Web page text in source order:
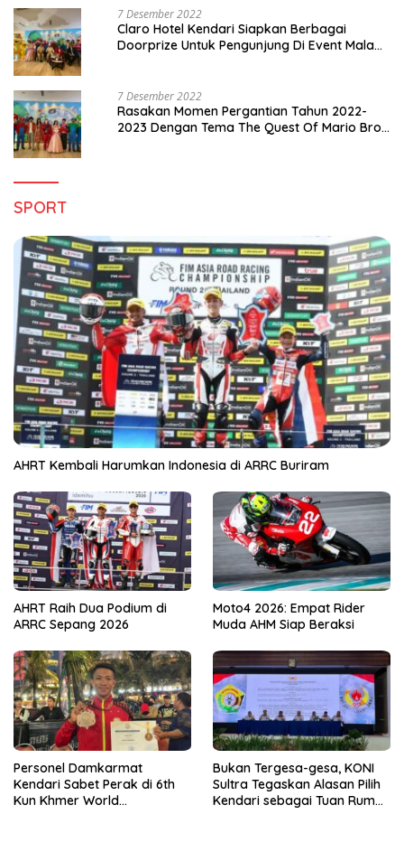
7 Desember 2022
Claro Hotel Kendari Siapkan Berbagai
Doorprize Untuk Pengunjung Di Event Malam
7 Desember 2022
Rasakan Momen Pergantian Tahun 2022-
2023 Dengan Tema The Quest Of Mario Bros
SPORT
AHRT Kembali Harumkan Indonesia di ARRC Buriram
AHRT Raih Dua Podium di
ARRC Sepang 2026
Moto4 2026: Empat Rider
Muda AHM Siap Beraksi
Personel Damkarmat
Kendari Sabet Perak di 6th
Kun Khmer World
Bukan Tergesa-gesa, KONI
Sultra Tegaskan Alasan Pilih
Kendari sebagai Tuan Rumah